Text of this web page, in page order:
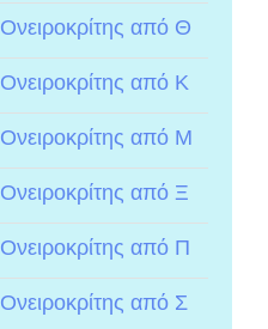
Ονειροκρίτης από Θ
Ονειροκρίτης από Κ
Ονειροκρίτης από Μ
Ονειροκρίτης από Ξ
Ονειροκρίτης από Π
Ονειροκρίτης από Σ